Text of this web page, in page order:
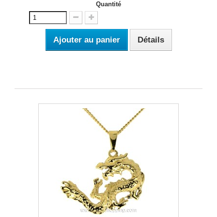
Quantité
Ajouter au panier Détails